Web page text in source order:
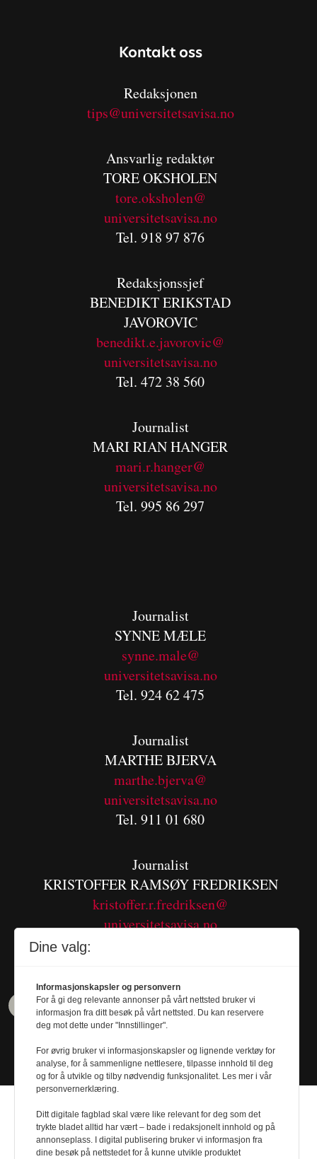
Kontakt oss
Redaksjonen
tips@universitetsavisa.no
Ansvarlig redaktør
TORE OKSHOLEN
tore.oksholen@
universitetsavisa.no
Tel. 918 97 876
Redaksjonssjef
BENEDIKTERIKSTAD
JAVOROVIC
benedikt.e.javorovic@
universitetsavisa.no
Tel. 472 38 560
Journalist
MARI RIAN HANGER
mari.r.hanger@
universitetsavisa.no
Tel. 995 86 297
Journalist
SYNNE MÆLE
synne.male@
universitetsavisa.no
Tel. 924 62 475
Journalist
MARTHE BJERVA
marthe.bjerva@
universitetsavisa.no
Tel. 911 01 680
Journalist
KRISTOFFER RAMSØY FREDRIKSEN
kristoffer.r.fredriksen@
universitetsavisa.no
Dine valg:
Informasjonskapsler og personvern
For å gi deg relevante annonser på vårt nettsted bruker vi
informasjon fra ditt besøk på vårt nettsted. Du kan reservere
deg mot dette under "Innstillinger".
For øvrig bruker vi informasjonskapsler og lignende verktøy for
analyse, for å sammenligne nettlesere, tilpasse innhold til deg
og for å utvikle og tilby nødvendig funksjonalitet. Les mer i vår
personvernerklæring.
Ditt digitale fagblad skal være like relevant for deg som det
trykte bladet alltid har vært – bade i redaksjonelt innhold og på
annonseplass. I digital publisering bruker vi informasjon fra
dine besøk på nettstedet for å kunne utvikle produktet